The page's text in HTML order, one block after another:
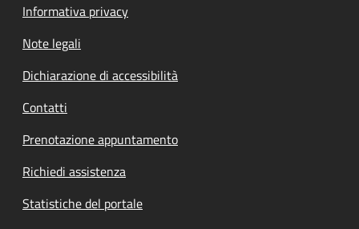
Informativa privacy
Note legali
Dichiarazione di accessibilità
Contatti
Prenotazione appuntamento
Richiedi assistenza
Statistiche del portale